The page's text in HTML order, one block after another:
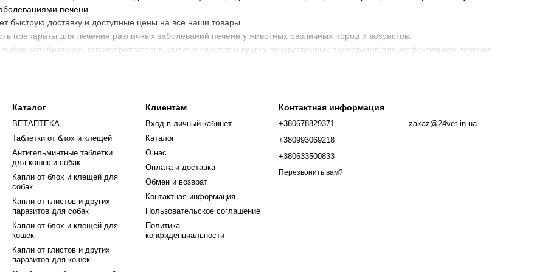
печени.
быструю доставку и доступные цены на все наши товары.
препараты для лечения различных заболеваний печени у животных различных пород и возрастов.
антибиотиков, гепатопротекторов, антиоксидантов и других лекарственных препаратов для эффективного лечения
Каталог
ВЕТАПТЕКА
Таблетки от блох и клещей
Антигельминтные таблетки
для кошек и собак
Капли от блох и клещей для
собак
Капли от глистов и других
паразитов для собак
Капли от блох и клещей для
кошек
Капли от глистов и других
паразитов для кошек
Клиентам
Вход в личный кабинет
Каталог
О нас
Оплата и доставка
Обмен и возврат
Контактная информация
Пользовательское соглашение
Политика
конфиденциальности
Контактная информация
+380678829371
+380993069218
+380633500833
Перезвонить вам?
zakaz@24vet.in.ua